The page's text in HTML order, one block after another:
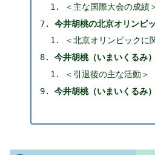
＜主な国際大会の成績
今井胡桃の北京オリンピ
＜北京オリンピックに
今井胡桃（いまいくるみ
＜引退後の主な活動＞
今井胡桃（いまいくるみ